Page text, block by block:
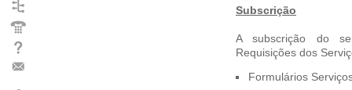
Subscrição
A subscrição do
Requisições dos
Formulários